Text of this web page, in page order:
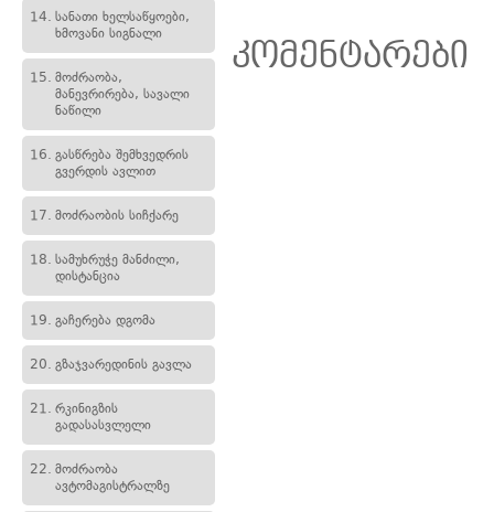
14. სანათი ხელსაწყოები,
ხმოვანი სიგნალი
15. მოძრაობა,
მანევრირება, სავალი
ნაწილი
16. გასწრება შემხვედრის
გვერდის ავლით
17. მოძრაობის სიჩქარე
18. სამუხრუჭე მანძილი,
დისტანცია
19. გაჩერება დგომა
20. გზაჯვარედინის გავლა
21. რკინიგზის
გადასასვლელი
22. მოძრაობა
ავტომაგისტრალზე
კომენტარები